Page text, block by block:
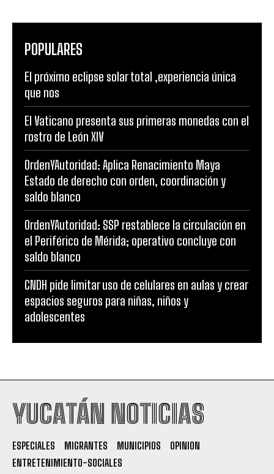
POPULARES
El próximo eclipse solar total ,experiencia única
que nos
El Vaticano presenta sus primeras monedas con el
rostro de León XIV
OrdenYAutoridad: Aplica Renacimiento Maya
Estado de derecho con orden, coordinación y
saldo blanco
OrdenYAutoridad: SSP restablece la circulación en
el Periférico de Mérida; operativo concluye con
saldo blanco
CNDH pide limitar uso de celulares en aulas y crear
espacios seguros para niñas, niños y
adolescentes
YUCATÁN NOTICIAS
ESPECIALES MIGRANTES MUNICIPIOS
OPINION
ENTRETENIMIENTO-SOCIALES